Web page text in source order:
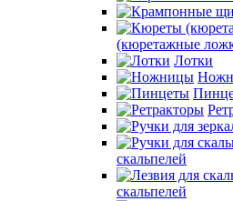
(кюретажные
Лотки
скальпелей
скальпелей